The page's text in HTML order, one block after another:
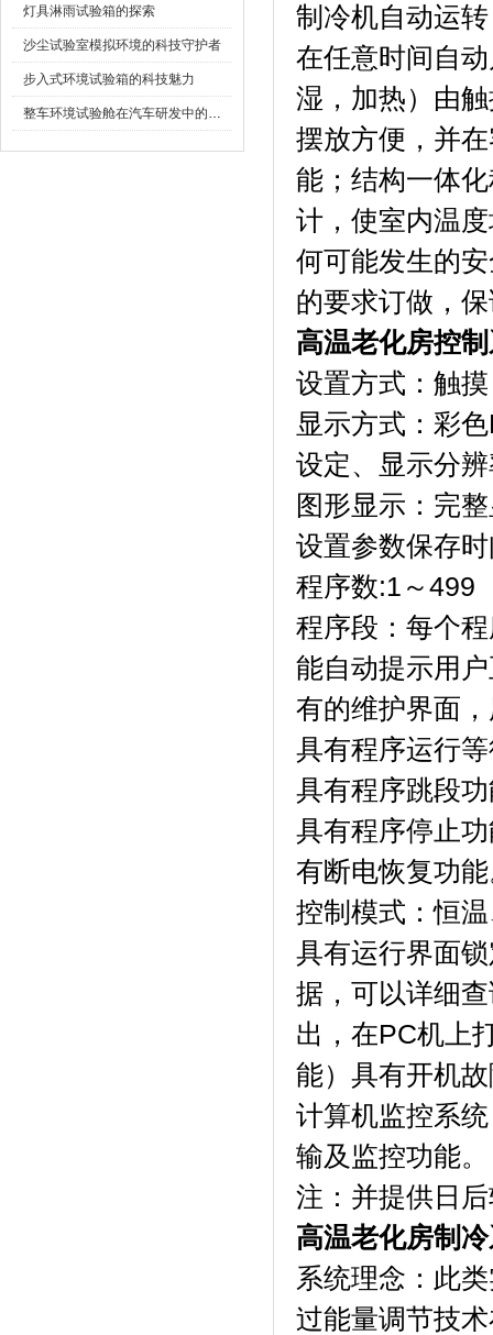
灯具淋雨试验箱的探索
沙尘试验室模拟环境的科技守护者
步入式环境试验箱的科技魅力
整车环境试验舱在汽车研发中的作用
制冷机自动运转
在任意时间自动启
湿，加热）由
摆放方便，
能；结构一体
计，使室内温
何可能发生的安
的要求订做，保
高温老化房控
设置方式：触摸
显示方式：
设定、显示分
图形显示：完
设置参数保存时
程序数:1～499（
程序段：每个
能自动提示用户正
有的维护界面
具有程序运行等
具有程序跳段功能
具有程序停止功能
有断电恢复功能
控制模式：恒温
具有运行界面锁
据，可以详细
出，在PC机
能）具有开机故
计算机监控系统
输及监控功能。
注：并提供
高温老化房制
系统理念：
过能量调节技术